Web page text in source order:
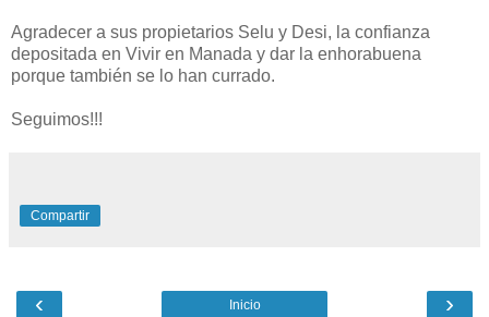
Agradecer a sus propietarios Selu y Desi, la confianza
depositada en Vivir en Manada y dar la enhorabuena
porque también se lo han currado.
Seguimos!!!
Compartir
‹ ›
Inicio